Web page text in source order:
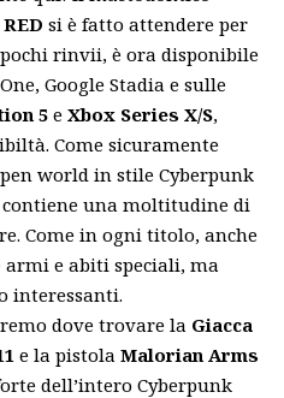
si è fatto attendere per
rinvii, è ora disponibile
Google Stadia e sulle
5 e Xbox Series X/S,
Come sicuramente
world in stile Cyberpunk
una moltitudine di
Come in ogni titolo, anche
e abiti speciali, ma
interessanti.
dove trovare la Giacca
e la pistola Malorian Arms
dell’intero Cyberpunk